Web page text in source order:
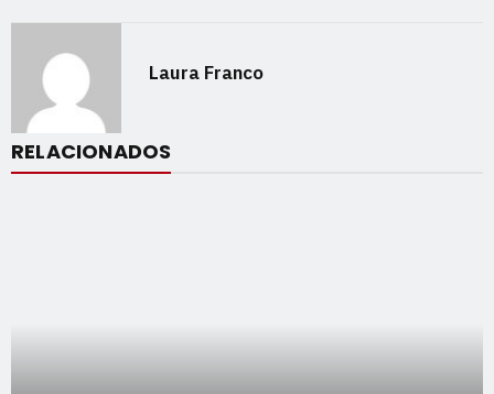
Laura Franco
RELACIONADOS